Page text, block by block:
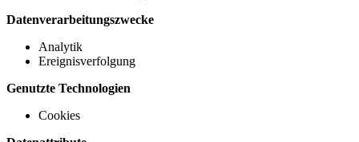
Datenverarbeitungszwecke
Analytik
Ereignisverfolgung
Genutzte Technologien
Cookies